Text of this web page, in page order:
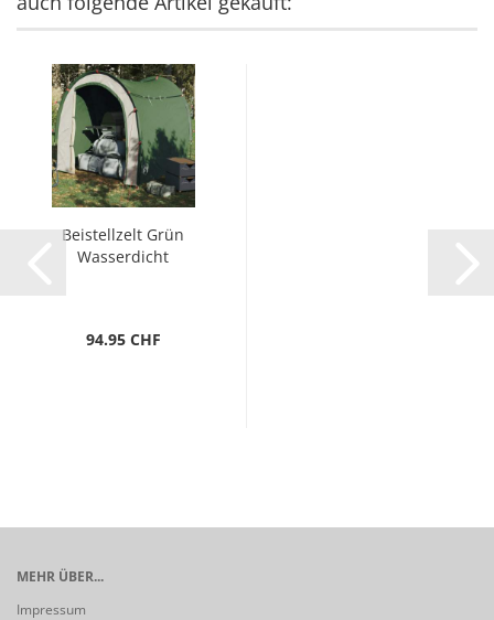
Beistellzelt Grün
Wasserdicht
94.95 CHF
MEHR ÜBER...
Impressum